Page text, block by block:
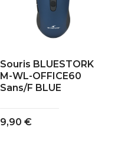
Souris BLUESTORK
M-WL-OFFICE60
Sans/F BLUE
9,90€